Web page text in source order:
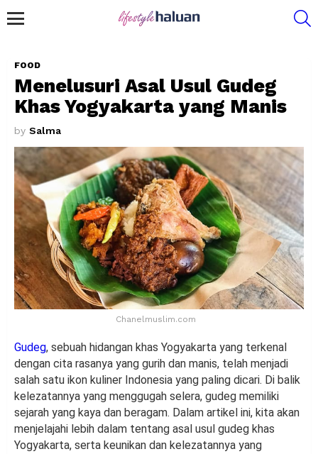
FOOD
Menelusuri Asal Usul Gudeg
Khas Yogyakarta yang Manis
by Salma
Chanelmuslim.com
Gudeg, sebuah hidangan khas Yogyakarta yang terkenal
dengan cita rasanya yang gurih dan manis, telah menjadi
salah satu ikon kuliner Indonesia yang paling dicari. Di balik
kelezatannya yang menggugah selera, gudeg memiliki
sejarah yang kaya dan beragam. Dalam artikel ini, kita akan
menjelajahi lebih dalam tentang asal usul gudeg khas
Yogyakarta, serta keunikan dan kelezatannya yang